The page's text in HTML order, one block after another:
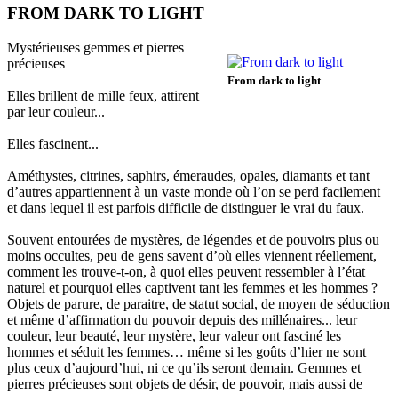
FROM DARK TO LIGHT
From dark to light
Mystérieuses gemmes et pierres
précieuses
Elles brillent de mille feux, attirent
par leur couleur...
Elles fascinent...
Améthystes, citrines, saphirs, émeraudes, opales, diamants et tant
d’autres appartiennent à un vaste monde où l’on se perd facilement
et dans lequel il est parfois difficile de distinguer le vrai du faux.
Souvent entourées de mystères, de légendes et de pouvoirs plus ou
moins occultes, peu de gens savent d’où elles viennent réellement,
comment les trouve-t-on, à quoi elles peuvent ressembler à l’état
naturel et pourquoi elles captivent tant les femmes et les hommes ?
Objets de parure, de paraitre, de statut social, de moyen de séduction
et même d’affirmation du pouvoir depuis des millénaires... leur
couleur, leur beauté, leur mystère, leur valeur ont fasciné les
hommes et séduit les femmes… même si les goûts d’hier ne sont
plus ceux d’aujourd’hui, ni ce qu’ils seront demain. Gemmes et
pierres précieuses sont objets de désir, de pouvoir, mais aussi de